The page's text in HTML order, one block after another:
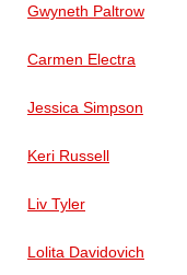
Gwyneth Paltrow
Carmen Electra
Jessica Simpson
Keri Russell
Liv Tyler
Lolita Davidovich